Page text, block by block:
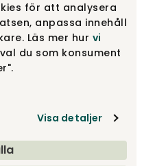
för att analysera
anpassa innehåll
Läs mer hur vi
du som konsument
Visa detaljer
9 680 kr
9 680 kr